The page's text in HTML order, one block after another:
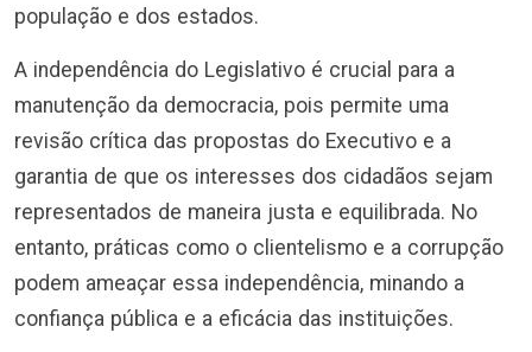
população e dos estados.
A independência do Legislativo é crucial para a
manutenção da democracia, pois permite uma
revisão crítica das propostas do Executivo e a
garantia de que os interesses dos cidadãos sejam
representados de maneira justa e equilibrada. No
entanto, práticas como o clientelismo e a corrupção
podem ameaçar essa independência, minando a
confiança pública e a eficácia das instituições.